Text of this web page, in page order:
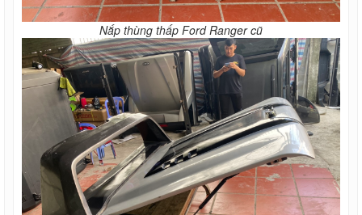
Nắp thùng thấp Ford Ranger cũ